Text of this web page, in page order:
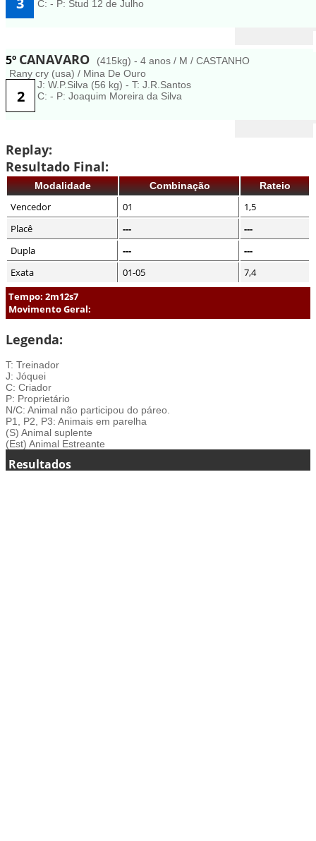
C: - P: Stud 12 de Julho
5º CANAVARO
(415kg) - 4 anos / M / CASTANHO
Rany cry (usa) / Mina De Ouro
2
J: W.P.Silva (56 kg) - T: J.R.Santos
C: - P: Joaquim Moreira da Silva
Replay:
Resultado Final:
Modalidade Combinação Rateio
Vencedor 01
1,5
Placê
---
---
Dupla
---
---
Exata
01-05
7,4
Tempo: 2m12s7
Movimento Geral:
Legenda:
T: Treinador
J: Jóquei
C: Criador
P: Proprietário
N/C: Animal não participou do páreo.
P1, P2, P3: Animais em parelha
(S) Animal suplente
(Est) Animal Estreante
Resultados